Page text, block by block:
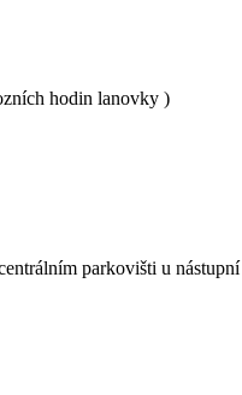
hodin lanovky )
parkovišti u nástupní